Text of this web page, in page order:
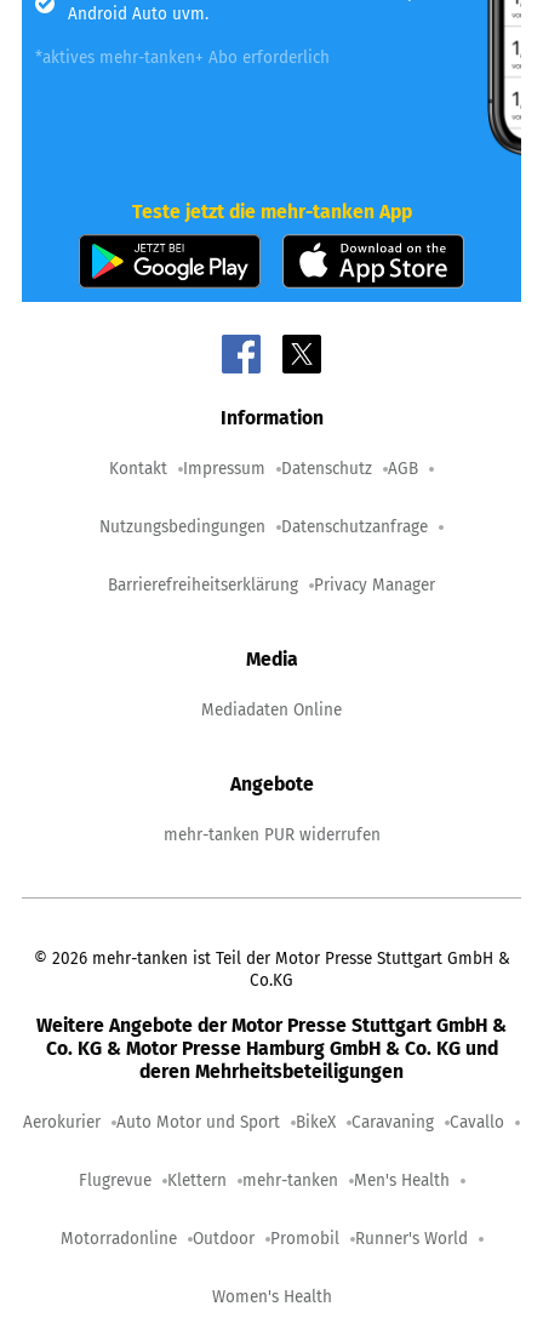
Android Auto uvm.
*aktives mehr-tanken+ Abo erforderlich
Teste jetzt die mehr-tanken App
Information
Kontakt Impressum Datenschutz AGB
Nutzungsbedingungen Datenschutzanfrage
Barrierefreiheitserklärung Privacy Manager
Media
Mediadaten Online
Angebote
mehr-tanken PUR widerrufen
© 2026 mehr-tanken ist Teil der Motor Presse Stuttgart GmbH &
Co.KG
Weitere Angebote der Motor Presse Stuttgart GmbH &
Co. KG & Motor Presse Hamburg GmbH & Co. KG und
deren Mehrheitsbeteiligungen
Aerokurier Auto Motor und Sport BikeX Caravaning Cavallo
Flugrevue Klettern mehr-tanken Men's Health
Motorradonline Outdoor Promobil Runner's World
Women's Health